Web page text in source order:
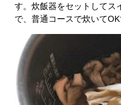
す。炊飯器をセットしてス
で、普通コースで炊いてOK